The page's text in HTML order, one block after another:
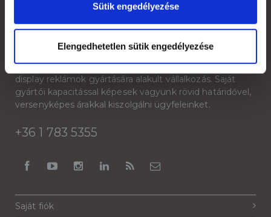
Sütik engedélyezése
Elengedhetetlen sütik engedélyezése
A Reklámeszköz.hu 2007-ben kifejezetten beltéri
display reklámok gyártására alakult vállalkozás. Saját
gyártói kapacitással képesek vagyunk rövid határidővel,
versenyképes árakkal kiszolgálni ügyfeleinket.
+36 1 783 5355
Saját fiók